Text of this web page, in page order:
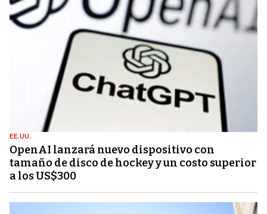
EE.UU.
OpenAI lanzará nuevo dispositivo con
tamaño de disco de hockey y un costo superior
a los US$300